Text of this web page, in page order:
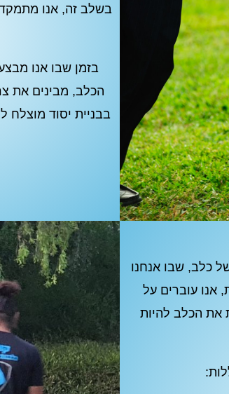
בשלב זה, אנו
בזמן שבו אנו
הכלב, מבינים את
בבניית יסוד
כלב, שבו אנחנו
עוברים על
את הכלב להיות